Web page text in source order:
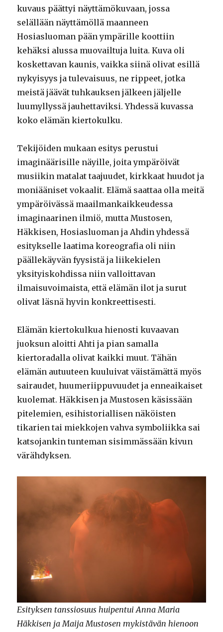
kuvaus päättyi näyttämökuvaan, jossa
selällään näyttämöllä maanneen
Hosiasluoman pään ympärille koottiin
kehäksi alussa muovailtuja luita. Kuva oli
koskettavan kaunis, vaikka siinä olivat esillä
nykyisyys ja tulevaisuus, ne rippeet, jotka
meistä jäävät tuhkauksen jälkeen jäljelle
luumyllyssä jauhettaviksi. Yhdessä kuvassa
koko elämän kiertokulku.
Tekijöiden mukaan esitys perustui
imaginäärisille näyille, joita ympäröivät
musiikin matalat taajuudet, kirkkaat huudot ja
moniääniset vokaalit. Elämä saattaa olla meitä
ympäröivässä maailmankaikkeudessa
imaginaarinen ilmiö, mutta Mustosen,
Häkkisen, Hosiasluoman ja Ahdin yhdessä
esitykselle laatima koreografia oli niin
päällekäyvän fyysistä ja liikekielen
yksityiskohdissa niin valloittavan
ilmaisuvoimaista, että elämän ilot ja surut
olivat läsnä hyvin konkreettisesti.
Elämän kiertokulkua hienosti kuvaavan
juoksun aloitti Ahti ja pian samalla
kiertoradalla olivat kaikki muut. Tähän
elämän autuuteen kuuluivat väistämättä myös
sairaudet, huumeriippuvuudet ja enneaikaiset
kuolemat. Häkkisen ja Mustosen käsissään
pitelemien, esihistoriallisen näköisten
tikarien tai miekkojen vahva symboliikka sai
katsojankin tunteman sisimmässään kivun
värähdyksen.
Esityksen tanssiosuus huipentui Anna Maria
Häkkisen ja Maija Mustosen mykistävän hienoon